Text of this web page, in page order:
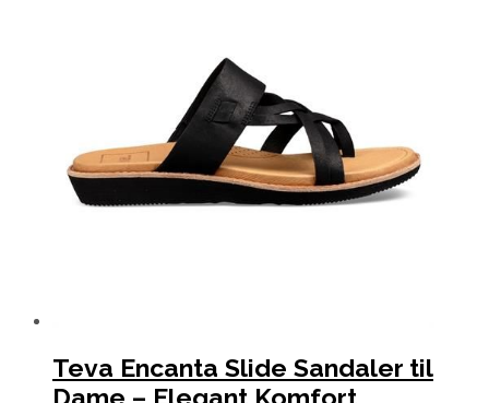
Teva Encanta Slide Sandaler til
Dame – Elegant Komfort